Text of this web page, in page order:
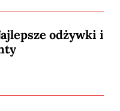
odżywki i